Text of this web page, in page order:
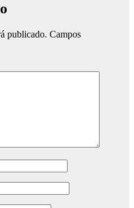
publicado. Campos